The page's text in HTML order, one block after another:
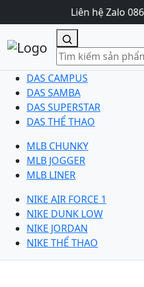
Liên hệ Zalo
DAS CAMPUS
DAS SAMBA
DAS SUPERSTAR
DAS THỂ THAO
MLB CHUNKY
MLB JOGGER
MLB LINER
NIKE AIR FORCE 1
NIKE DUNK LOW
NIKE JORDAN
NIKE THỂ THAO